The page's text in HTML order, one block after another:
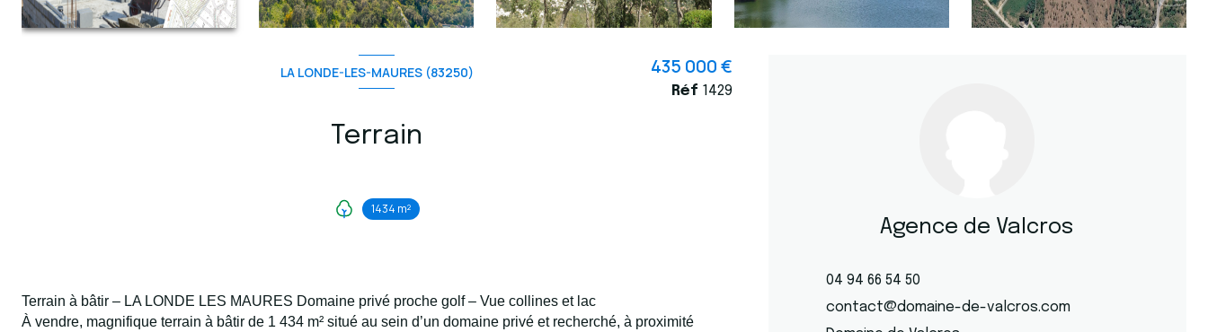
LA LONDE-LES-MAURES (83250)
Terrain
1434 m²
435 000 €
Réf 1429
Terrain à bâtir – LA LONDE LES MAURES Domaine privé proche golf – Vue collines et lac
À vendre, magnifique terrain à bâtir de 1 434 m² situé au sein d’un domaine privé et recherché, à proximité
Agence de Valcros
04 94 66 54 50
contact@domaine-de-valcros.com